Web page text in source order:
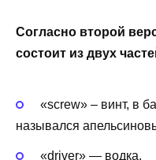
Согласно второй
состоит из двух
«screw» – винт, в
назывался
«driver» — водка.